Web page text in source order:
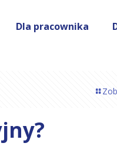
Dla pracownika